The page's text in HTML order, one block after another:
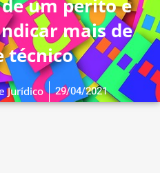
um perito e
mais de
técnico
Jurídico 29/04/2021